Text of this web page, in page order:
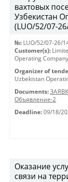
вахтовых
Узбекистан
(LUO/52/07-
№: LUO/52/07-26/
Customer(s):
Operating
Organizer of
Uzbekistan
Documents:
Объявление-2
Deadline: 09/18/
Оказание
связи на